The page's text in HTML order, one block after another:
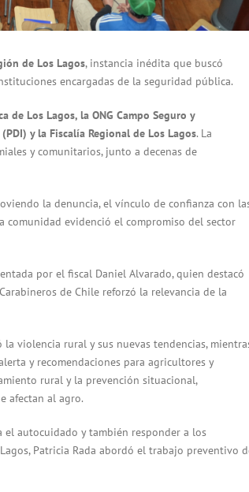
de Los Lagos, instancia inédita que buscó
encargadas de la seguridad pública.
de Los Lagos, la ONG Campo Seguro y
y la Fiscalía Regional de Los Lagos. La
y comunitarios, junto a decenas de
la denuncia, el vínculo de confianza con
evidenció el compromiso del sector
por el fiscal Daniel Alvarado, quien destacó
de Chile reforzó la relevancia de la
violencia rural y sus nuevas tendencias,
y recomendaciones para agricultores y
rural y la prevención situacional,
afectan al agro.
autocuidado y también responder a los
Patricia Rada abordó el trabajo preventivo